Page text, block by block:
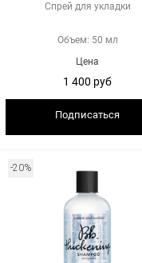
Спрей для укладки
Объем: 50 мл
Цена
1 400 руб
Подписаться
-20%